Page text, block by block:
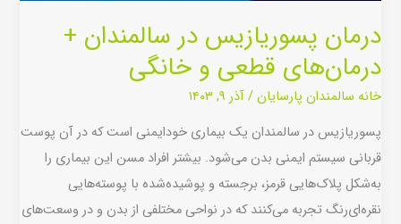
درمان پسوریازیس در سالمندان +
درمان‌های قطعی و خانگی
خانه سالمندان پارسایان/آذر ۹, ۱۴۰۳
پسوریازیس در سالمندان یک بیماری خودایمنی است که در آن پوست
قربانی سیستم ایمنی بدن می‌شود. بیشتر افراد مسن این بیماری را
به‌شکل پلاک‌هایی قرمز، برجسته و پوشیده‌شده با پوسته‌هایی
نقره‌ای‌رنگ تجربه می‌کنند که در نواحی مختلفی از بدن و در وسعت‌های
خانگی